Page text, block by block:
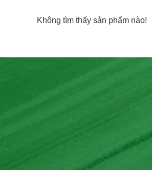
Không tìm thấy sản phẩm nào!